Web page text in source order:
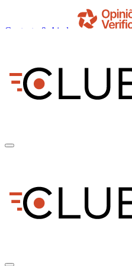
Contacto & Ajuda